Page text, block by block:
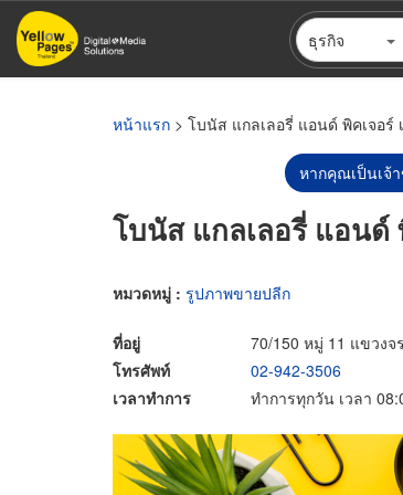
ข้าม
ไป
ธุรกิจ
หน้าแรก > โบนัส แกลเลอรี่ แอนด์ พิคเจอร์
หากคุณเป็นเจ้
โบนัส แกลเลอรี่ แอนด์
หมวดหมู่ : รูปภาพขายปลีก
ที่อยู่
70/150 หมู่ 11 แขวงจ
โทรศัพท์
02-942-3506
เวลาทำการ
ทำการทุกวัน เวลา